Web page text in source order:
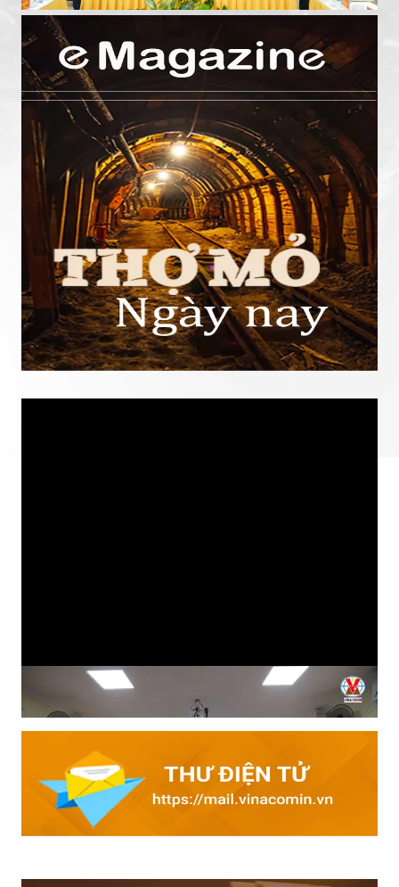
Tìm hiểu kiến thức an toàn đầu ca: Cách làm hiệu quả của
Than Mạo Khê